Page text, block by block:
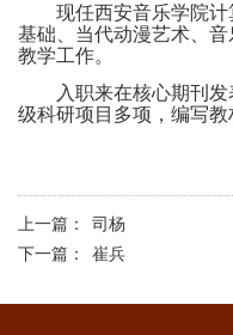
现任西安音乐学院
基础、当代动漫艺术、
教学工作。
入职来在核心期刊
级科研项目多项，编写教
上一篇： 司杨
下一篇： 崔兵